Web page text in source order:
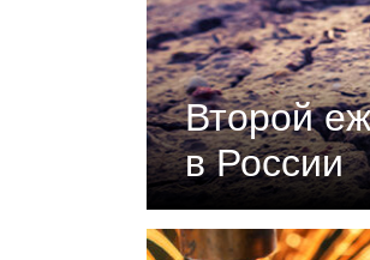
Второй
в России
Документ
«Климатическая